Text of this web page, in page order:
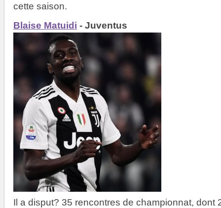
cette saison.
Blaise Matuidi - Juventus
Il a disput? 35 rencontres de championnat, dont